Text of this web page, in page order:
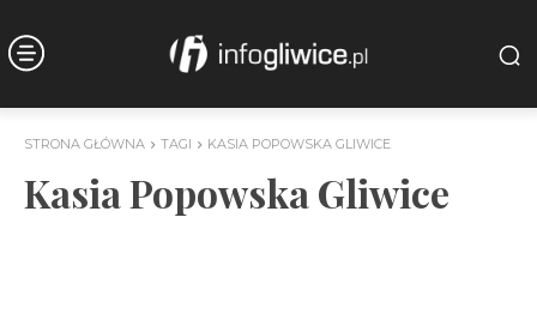
STRONA GŁÓWNA TAGI KASIA POPOWSKA GLIWICE
Kasia Popowska Gliwice